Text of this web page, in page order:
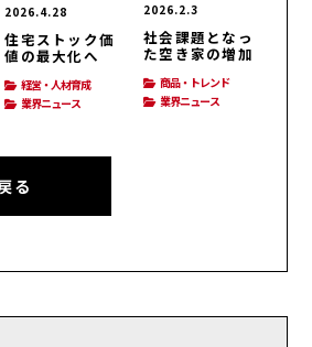
2026.4.28
住宅ストック価
値の最大化へ
経営・人材育成
業界ニュース
2026.2.3
社会課題となっ
た空き家の増加
商品・トレンド
業界ニュース
る